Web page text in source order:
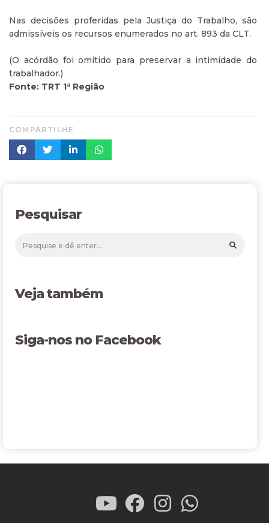
Nas decisões proferidas pela Justiça do Trabalho, são
admissíveis os recursos enumerados no art. 893 da CLT.
(O acórdão foi omitido para preservar a intimidade do
trabalhador.)
Fonte: TRT 1ª Região
COMPARTILHE
Pesquisar
Veja também
Siga-nos no Facebook